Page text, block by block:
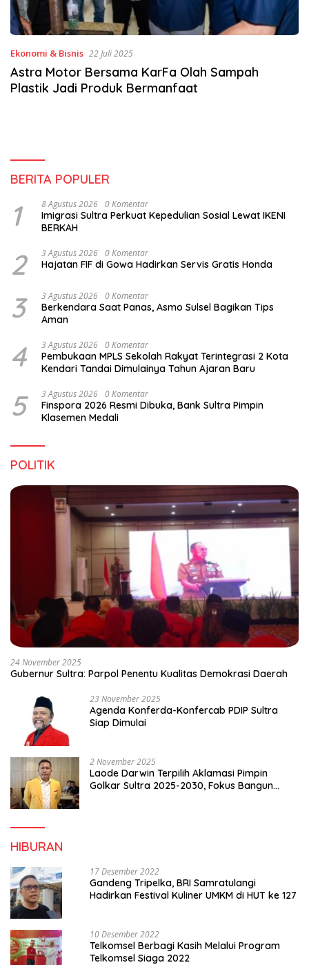
Ekonomi & Bisnis 22 Juli 2025
Astra Motor Bersama KarFa Olah Sampah
Plastik Jadi Produk Bermanfaat
BERITA POPULER
1 8 Agustus 2026 0 Komentar
Imigrasi Sultra Perkuat Kepedulian Sosial Lewat IKENI
BERKAH
2 3 Agustus 2026 0 Komentar
Hajatan FIF di Gowa Hadirkan Servis Gratis Honda
3 3 Agustus 2026 0 Komentar
Berkendara Saat Panas, Asmo Sulsel Bagikan Tips
Aman
4 3 Agustus 2026 0 Komentar
Pembukaan MPLS Sekolah Rakyat Terintegrasi 2 Kota
Kendari Tandai Dimulainya Tahun Ajaran Baru
5 3 Agustus 2026 0 Komentar
Finspora 2026 Resmi Dibuka, Bank Sultra Pimpin
Klasemen Medali
POLITIK
24 November 2025
Gubernur Sultra: Parpol Penentu Kualitas Demokrasi Daerah
23 November 2025
Agenda Konferda-Konfercab PDIP Sultra
Siap Dimulai
2 November 2025
Laode Darwin Terpilih Aklamasi Pimpin
Golkar Sultra 2025-2030, Fokus Bangun
HIBURAN
17 Desember 2022
Gandeng Tripelka, BRI Samratulangi
Hadirkan Festival Kuliner UMKM di HUT ke 127
10 Desember 2022
Telkomsel Berbagi Kasih Melalui Program
Telkomsel Siaga 2022